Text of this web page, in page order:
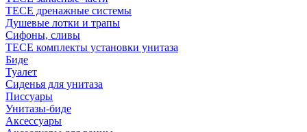
TECE дренажные системы
Душевые лотки и трапы
Сифоны, сливы
TECE комплекты установки унитаза
Биде
Туалет
Сиденья для унитаза
Писсуары
Унитазы-биде
Аксессуары